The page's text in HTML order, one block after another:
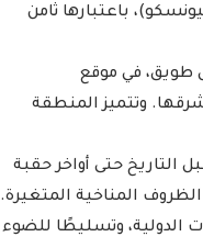
باعتبارها ثامن
طويق، في موقع
وتتميز المنطقة
عصور ما قبل التاريخ حتى أواخر حقبة
المناخية المتغيرة.
الدولية، وتسليطًا للضوء